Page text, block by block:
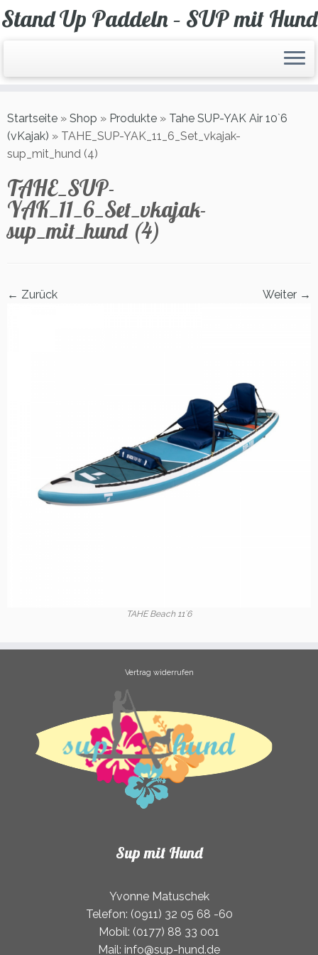
Zum
Inhalt
Stand Up Paddeln – SUP mit Hund
Startseite » Shop » Produkte » Tahe SUP-YAK Air 10`6
(vKajak) » TAHE_SUP-YAK_11_6_Set_vkajak-
sup_mit_hund (4)
TAHE_SUP-
YAK_11_6_Set_vkajak-
sup_mit_hund (4)
← Zurück Weiter →
TAHE Beach 11´6
Vertrag widerrufen
Sup mit Hund
Yvonne Matuschek
Telefon: (0911) 32 05 68 -60
Mobil: (0177) 88 33 001
Mail: info@sup-hund.de